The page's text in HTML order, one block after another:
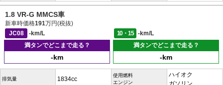
1.8 VR-G MMCS車
新車時価格191万円(税抜)
JC08
-km/L 10・15
-km/L
満タンでどこまで走る？
-km
満タンでどこまで走る？
-km
排気量 1834cc
使用燃料
エンジン
ハイオク